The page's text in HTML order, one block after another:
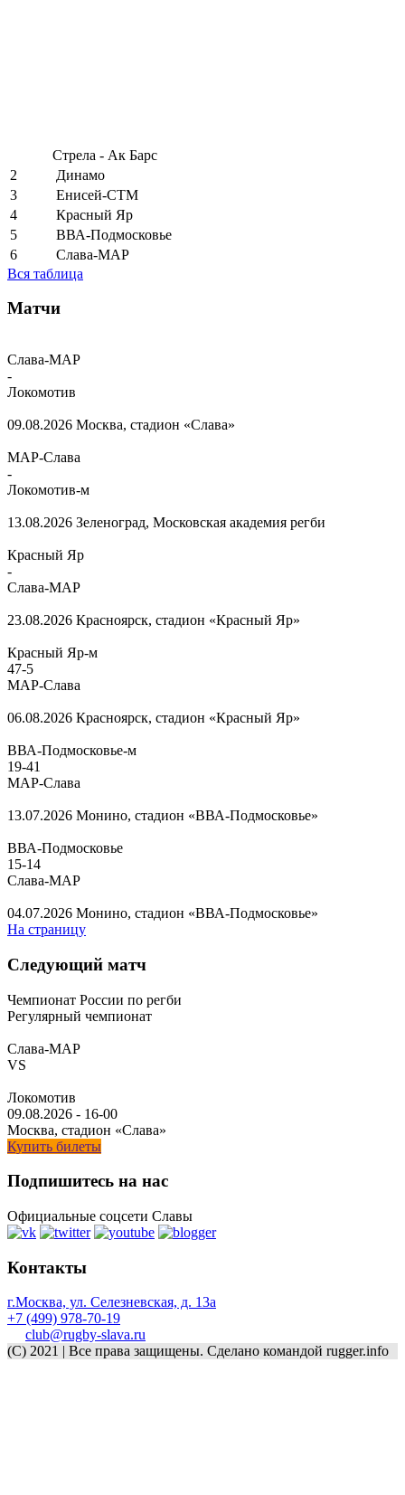
Стрела - Ак Барс
2
Динамо
3
Енисей-СТМ
4
Красный Яр
5
ВВА-Подмосковье
6
Слава-МАР
Вся таблица
Матчи
Слава-МАР
-
Локомотив
09.08.2026 Москва, стадион «Слава»
МАР-Слава
-
Локомотив-м
13.08.2026 Зеленоград, Московская академия регби
Красный Яр
-
Слава-МАР
23.08.2026 Красноярск, стадион «Красный Яр»
Красный Яр-м
47-5
МАР-Слава
06.08.2026 Красноярск, стадион «Красный Яр»
ВВА-Подмосковье-м
19-41
МАР-Слава
13.07.2026 Монино, стадион «ВВА-Подмосковье»
ВВА-Подмосковье
15-14
Слава-МАР
04.07.2026 Монино, стадион «ВВА-Подмосковье»
На страницу
Следующий матч
Чемпионат России по регби
Регулярный чемпионат
Слава-МАР
VS
Локомотив
09.08.2026 - 16-00
Москва, стадион «Слава»
Купить билеты
Подпишитесь на нас
Официальные соцсети Славы
Контакты
г.Москва, ул. Селезневская, д. 13a
+7 (499) 978-70-19
club@rugby-slava.ru
(C) 2021 | Все права защищены. Сделано командой rugger.info